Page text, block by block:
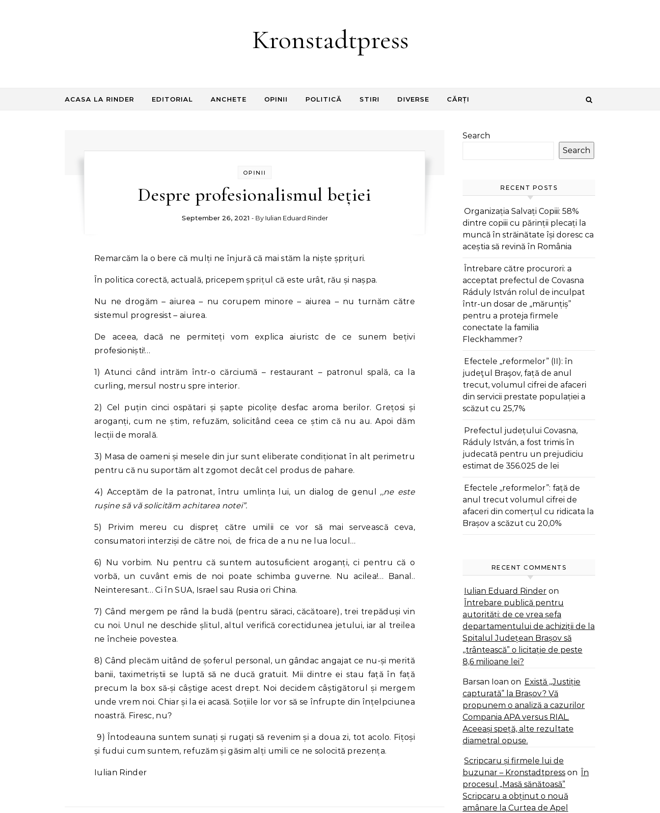
Kronstadtpress
ACASA LA RINDER EDITORIAL ANCHETE OPINII POLITICĂ STIRI DIVERSE CĂRȚI
OPINII
Despre profesionalismul beției
September 26, 2021 - By Iulian Eduard Rinder
Remarcăm la o bere că mulți ne înjură că mai stăm la niște șprițuri.
În politica corectă, actuală, pricepem șprițul că este urât, rău și nașpa.
Nu ne drogăm – aiurea – nu corupem minore – aiurea – nu turnăm către
sistemul progresist – aiurea.
De aceea, dacă ne permiteți vom explica aiuristc de ce sunem bețivi
profesioniști!…
1) Atunci când intrăm într-o cărciumă – restaurant – patronul spală, ca la
curling, mersul nostru spre interior.
2) Cel puțin cinci ospătari și șapte picolițe desfac aroma berilor. Grețosi și
aroganți, cum ne știm, refuzăm, solicitând ceea ce știm că nu au. Apoi dăm
lecții de morală.
3) Masa de oameni și mesele din jur sunt eliberate condiționat în alt perimetru
pentru că nu suportăm alt zgomot decât cel produs de pahare.
4) Acceptăm de la patronat, întru umlința lui, un dialog de genul ,,ne este
rușine să vă solicităm achitarea notei”.
5) Privim mereu cu dispreț către umilii ce vor să mai servească ceva,
consumatori interziși de către noi, de frica de a nu ne lua locul…
6) Nu vorbim. Nu pentru că suntem autosuficient aroganți, ci pentru că o
vorbă, un cuvânt emis de noi poate schimba guverne. Nu acilea!… Banal..
Neinteresant… Ci în SUA, Israel sau Rusia ori China.
7) Când mergem pe rând la budă (pentru săraci, căcătoare), trei trepăduși vin
cu noi. Unul ne deschide șlitul, altul verifică corectidunea jetului, iar al treilea
ne încheie povestea.
8) Când plecăm uitând de șoferul personal, un gândac angajat ce nu-și merită
banii, taximetriștii se luptă să ne ducă gratuit. Mii dintre ei stau față în față
precum la box să-și câștige acest drept. Noi decidem câștigătorul și mergem
unde vrem noi. Chiar și la ei acasă. Soțiile lor vor să se înfrupte din înțelpciunea
noastră. Firesc, nu?
9) Întodeauna suntem sunați și rugați să revenim și a doua zi, tot acolo. Fițoși
și fudui cum suntem, refuzăm și găsim alți umili ce ne solocită prezența.
Iulian Rinder
Search
Search
RECENT POSTS
Organizația Salvați Copiii: 58%
dintre copiii cu părinții plecați la
muncă în străinătate își doresc ca
aceștia să revină în România
Întrebare către procurori: a
acceptat prefectul de Covasna
Ráduly István rolul de inculpat
într-un dosar de „mărunțiș”
pentru a proteja firmele
conectate la familia
Fleckhammer?
Efectele ,,reformelor” (II): în
judeţul Braşov, față de anul
trecut, volumul cifrei de afaceri
din servicii prestate populației a
scăzut cu 25,7%
Prefectul județului Covasna,
Ráduly István, a fost trimis în
judecată pentru un prejudiciu
estimat de 356.025 de lei
Efectele ,,reformelor”: față de
anul trecut volumul cifrei de
afaceri din comerțul cu ridicata la
Brașov a scăzut cu 20,0%
RECENT COMMENTS
Iulian Eduard Rinder on
Întrebare publică pentru
autorități: de ce vrea șefa
departamentului de achiziții de la
Spitalul Județean Brașov să
,,trântească” o licitație de peste
8,6 milioane lei?
Barsan Ioan on Există ,,Justiție
capturată” la Brașov? Vă
propunem o analiză a cazurilor
Compania APA versus RIAL.
Aceeași speță, alte rezultate
diametral opuse.
Scripcaru și firmele lui de
buzunar – Kronstadtpress on În
procesul „Masă sănătoasă”
Scripcaru a obținut o nouă
amânare la Curtea de Apel